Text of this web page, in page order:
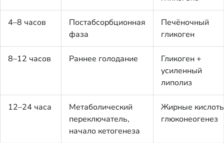
4–8 часов
Постабсорбционная
фаза
Печёночный
гликоген
8–12 часов Раннее голодание
Гликоген +
усиленный
липолиз
12–24 часа
Метаболический
переключатель,
начало кетогенеза
Жирные
глюконеогенез